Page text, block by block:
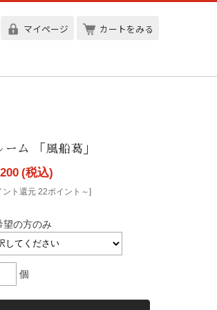
マイページ カートをみる
ム 「風船葛」
(税込)
ント還元 22ポイント～]
望の方のみ
個